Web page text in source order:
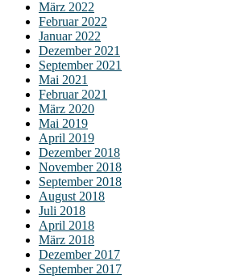
März 2022
Februar 2022
Januar 2022
Dezember 2021
September 2021
Mai 2021
Februar 2021
März 2020
Mai 2019
April 2019
Dezember 2018
November 2018
September 2018
August 2018
Juli 2018
April 2018
März 2018
Dezember 2017
September 2017